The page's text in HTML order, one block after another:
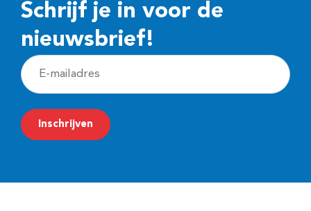
Schrijf je in voor de
nieuwsbrief!
E
-
m
a
Inschrijven